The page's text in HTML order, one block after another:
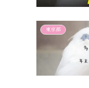
東京都